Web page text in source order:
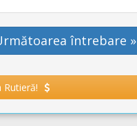
întrebare »
Rutieră!